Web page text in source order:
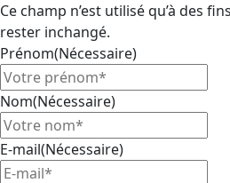
Ce champ n’est utilisé qu’à des
rester inchangé.
Prénom(Nécessaire)
Nom(Nécessaire)
E-mail(Nécessaire)